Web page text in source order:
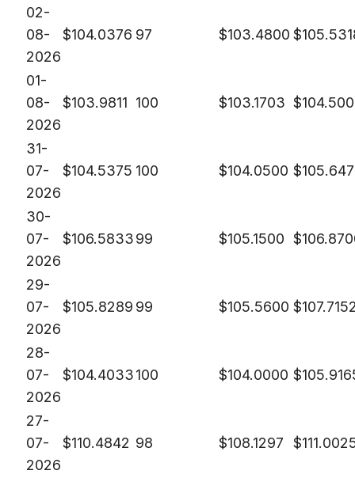
02-
08-
2026
$104.0376 97 $103.4800 $
01-
08-
2026
$103.9811 100 $103.1703 $
31-
07-
2026
$104.5375 100 $104.0500 $
30-
07-
2026
$106.583399 $105.1500 $
29-
07-
2026
$105.8289 99 $105.5600 $
28-
07-
2026
$104.4033100 $104.0000 $
27-
07-
2026
$110.4842 98 $108.1297 $